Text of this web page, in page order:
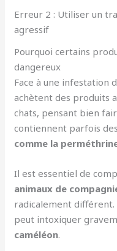
Erreur 2 : Utiliser un
agressif
Pourquoi certains
dangereux
Face à une infestation
achètent des produits
chats, pensant bien
contiennent parfois
comme la
Il est essentiel de
animaux de
radicalement
peut intoxiquer
caméléon.